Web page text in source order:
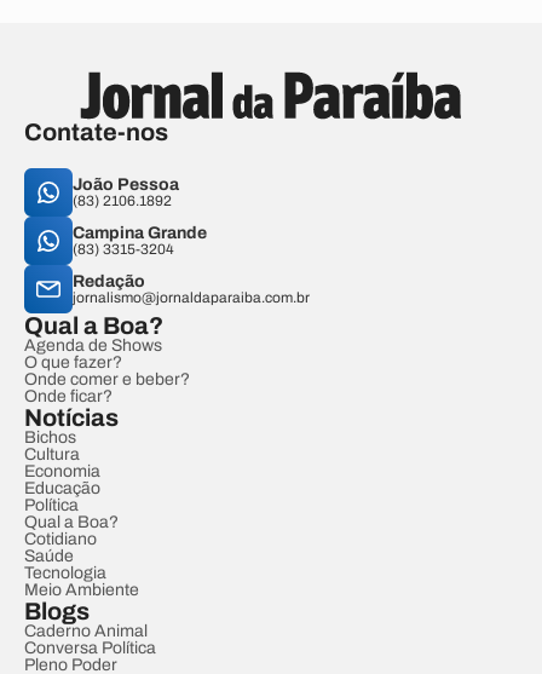
Contate-nos
João Pessoa
(83) 2106.1892
Campina Grande
(83) 3315-3204
Redação
jornalismo@jornaldaparaiba.com.br
Qual a Boa?
Agenda de Shows
O que fazer?
Onde comer e beber?
Onde ficar?
Notícias
Bichos
Cultura
Economia
Educação
Política
Qual a Boa?
Cotidiano
Saúde
Tecnologia
Meio Ambiente
Blogs
Caderno Animal
Conversa Política
Pleno Poder